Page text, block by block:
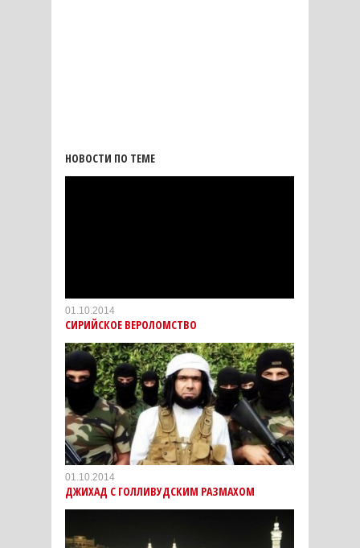
НОВОСТИ ПО ТЕМЕ
01.10.2014
СИРИЙСКОЕ ВЕРОЛОМСТВО
01.10.2014
ДЖИХАД С ГОЛЛИВУДСКИМ РАЗМАХОМ